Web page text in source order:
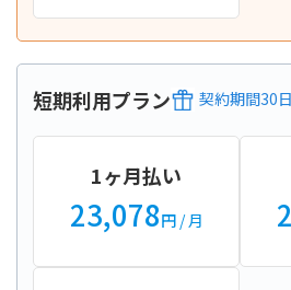
短期利用プラン 契約期間30日
1ヶ月払い
23,078円/ 月